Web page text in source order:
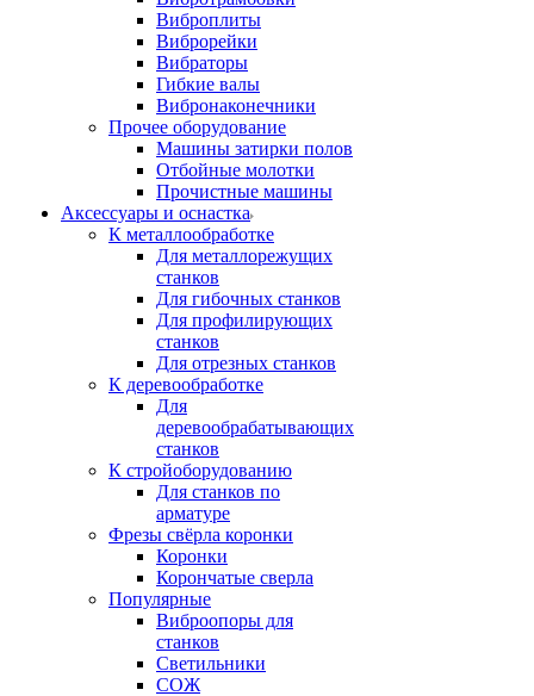
Виброплиты
Виброрейки
Вибраторы
Гибкие валы
Вибронаконечники
Прочее оборудование
Машины затирки полов
Отбойные молотки
Прочистные машины
Аксeccyapы и оснастка
К металлообработке
Для металлорежущих
станков
Для гибочных станков
Для профилирующих
станков
Для отрезных станков
К деревообработке
Для
деревообрабатывающих
станков
К стройоборудованию
Для станков по
арматуре
Фрезы свёрла коронки
Коронки
Корончатые сверла
Популярные
Виброопоры для
станков
Светильники
СОЖ